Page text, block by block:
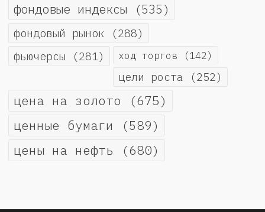
фондовые индексы (535)
фондовый рынок (288)
фьючерсы (281) ход торгов (142)
цели роста (252)
цена на золото (675)
ценные бумаги (589)
цены на нефть (680)